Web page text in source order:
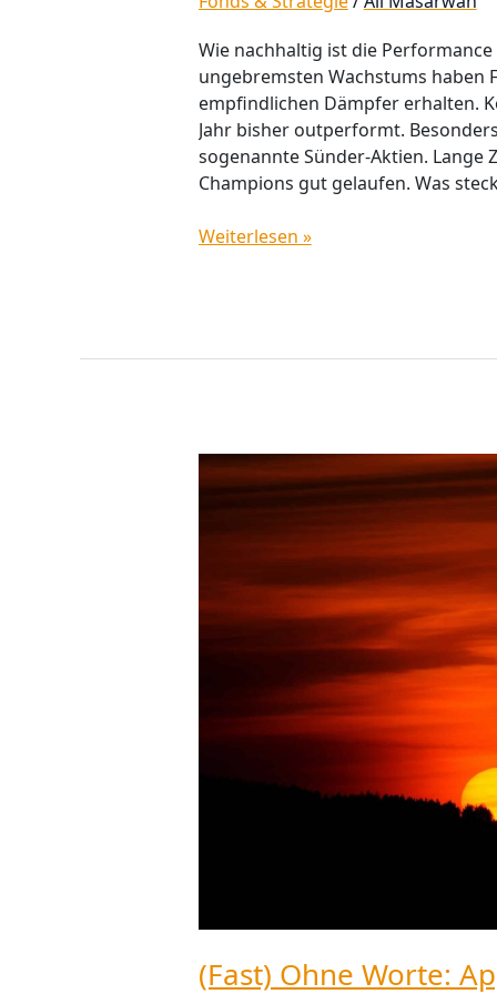
Wie nachhaltig ist die
ungebremsten Wachstums haben
empfindlichen Dämpfer erhalten.
Jahr bisher outperformt.
sogenannte Sünder-Aktien. Lange
Champions gut gelaufen. Was
Weiterlesen »
(Fast) Ohne Worte:
(Fast)
Ohne
Aramco